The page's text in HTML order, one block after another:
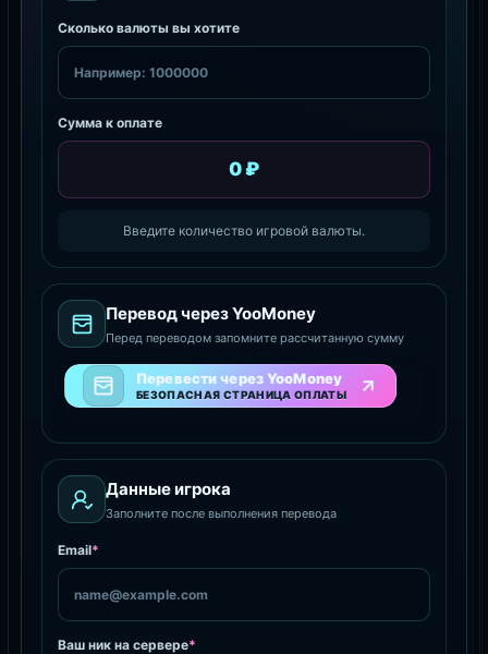
Сколько валюты вы хотите
Сумма к оплате
Введите количество игровой валюты.
Перевод через YooMoney
Перед переводом запомните рассчитанную сумму
Перевести через YooMoney
БЕЗОПАСНАЯ СТРАНИЦА ОПЛАТЫ
Данные игрока
Заполните после выполнения перевода
Email*
Ваш ник на сервере*